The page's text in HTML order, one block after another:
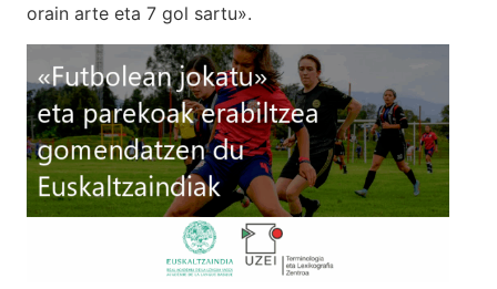
orain arte eta 7 gol sartu».